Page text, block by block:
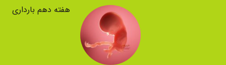
هفته دهم بارداری